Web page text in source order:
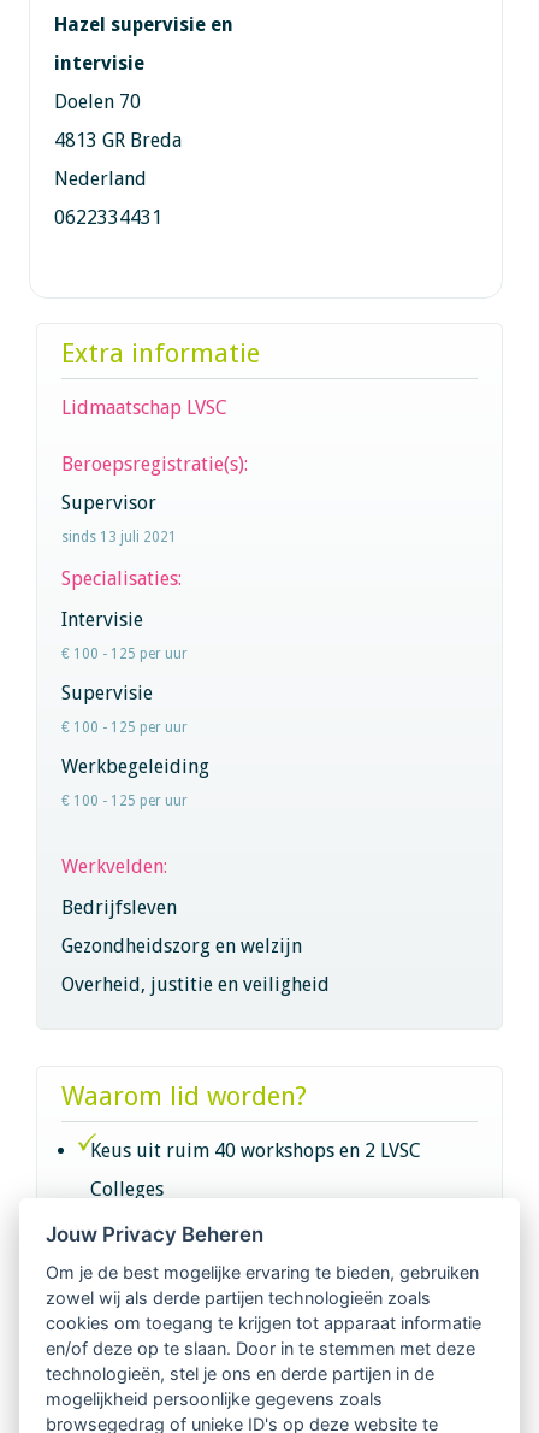
Hazel supervisie en
intervisie
Doelen 70
4813 GR Breda
Nederland
0622334431
Extra informatie
Lidmaatschap LVSC
Beroepsregistratie(s):
Supervisor
sinds 13 juli 2021
Specialisaties:
Intervisie
€ 100 - 125 per uur
Supervisie
€ 100 - 125 per uur
Werkbegeleiding
€ 100 - 125 per uur
Werkvelden:
Bedrijfsleven
Gezondheidszorg en welzijn
Overheid, justitie en veiligheid
Waarom lid worden?
Keus uit ruim 40 workshops en 2 LVSC
Colleges
Intervisie met geregistreerde vakgenoten
Netwerk van 2100 professionals in 14
regio's
Vindbaar voor opdrachtgevers
Jouw Privacy Beheren
Om je de best mogelijke ervaring te bieden, gebruiken
zowel wij als derde partijen technologieën zoals
cookies om toegang te krijgen tot apparaat informatie
en/of deze op te slaan. Door in te stemmen met deze
technologieën, stel je ons en derde partijen in de
mogelijkheid persoonlijke gegevens zoals
browsegedrag of unieke ID's op deze website te